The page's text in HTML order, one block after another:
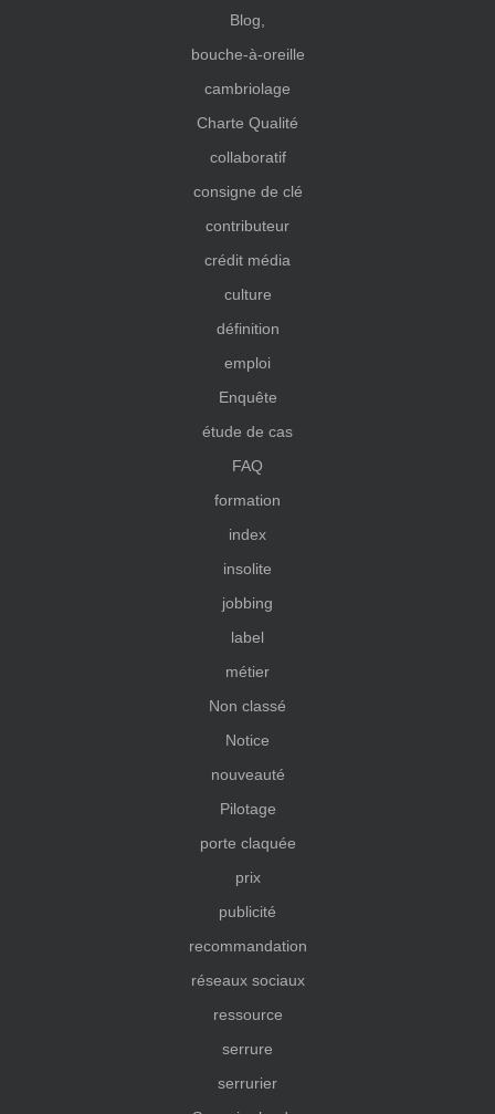
Blog,
bouche-à-oreille
cambriolage
Charte Qualité
collaboratif
consigne de clé
contributeur
crédit média
culture
définition
emploi
Enquête
étude de cas
FAQ
formation
index
insolite
jobbing
label
métier
Non classé
Notice
nouveauté
Pilotage
porte claquée
prix
publicité
recommandation
réseaux sociaux
ressource
serrure
serrurier